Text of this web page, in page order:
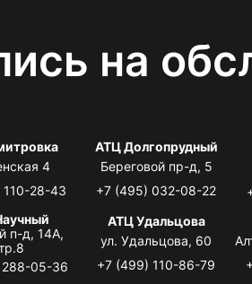
на
4
110-28-43
АТЦ Долгопрудный
Береговой пр-д, 5
+7 (495) 032-08-22
п-д, 14А,
05-36
АТЦ Удальцова
ул. Удальцова, 60
+7 (499) 110-86-79